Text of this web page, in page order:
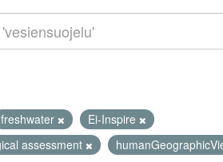
freshwater
Ei-Inspire
assessment